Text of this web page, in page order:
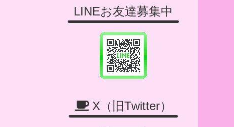
LINEお友達募集中
X（旧Twitter）